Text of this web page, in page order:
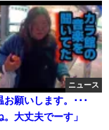
ニュース
お願いします。･･･
大丈夫でーす」